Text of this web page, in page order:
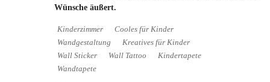
Wünsche äußert.
Kinderzimmer
Cooles für Kinder
Wandgestaltung
Kreatives für Kinder
Wall Sticker
Wall Tattoo
Kindertapete
Wandtapete